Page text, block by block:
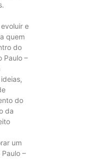
e
quem
do
Paulo –
do
da
um
–